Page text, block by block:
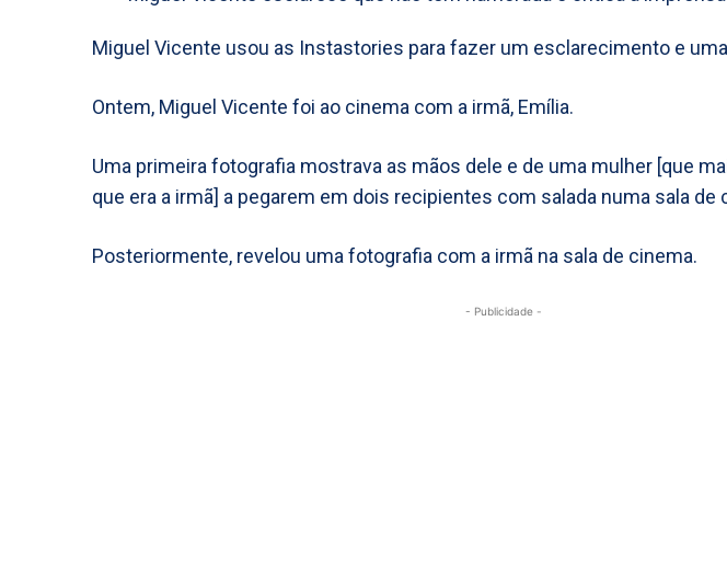
Miguel Vicente usou as Instastories para fazer um esclarecimento e
Ontem, Miguel Vicente foi ao cinema com a irmã, Emília.
Uma primeira fotografia mostrava as mãos dele e de uma mulher [que
que era a irmã] a pegarem em dois recipientes com salada numa sala de
Posteriormente, revelou uma fotografia com a irmã na sala de cinema.
- Publicidade -